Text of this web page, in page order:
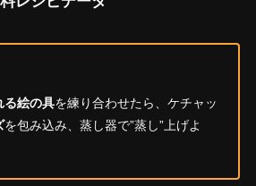
る絵の具を練り合わせたら、ケチャッ
を包み込み、蒸し器で”蒸し”上げよ